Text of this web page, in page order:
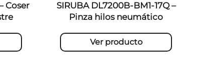
Coser
SIRUBA DL7200B-BM1-17Q –
Pinza hilos neumático
Ver producto